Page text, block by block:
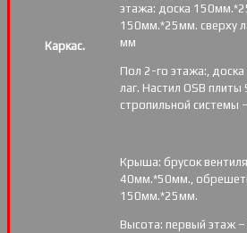
Каркас.
этажа: доска
150мм.*25мм. сверху
мм
Пол 2-го этажа:,
лаг. Настил OSB
стропильной системы
Крыша: брусок
40мм.*50мм.,
150мм.*25мм.
Высота: первый этаж